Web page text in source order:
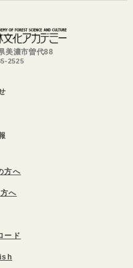
美濃市曽代88
2525
方へ
へ
ード